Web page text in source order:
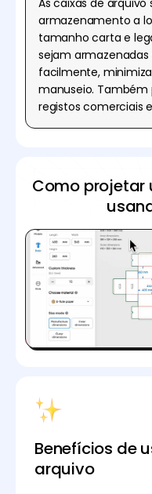
armazenamento a
tamanho carta e
sejam
facilmente,
manuseio. Também
registos comerciais
Como projetar
Benefícios de
arquivo